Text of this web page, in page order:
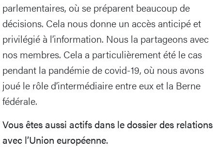
parlementaires, où se préparent beaucoup de
décisions. Cela nous donne un accès anticipé et
privilégié à l’information. Nous la partageons avec
nos membres. Cela a particulièrement été le cas
pendant la pandémie de covid-19, où nous avons
joué le rôle d’intermédiaire entre eux et la Berne
fédérale.
Vous êtes aussi actifs dans le dossier des relations
avec l’Union européenne.